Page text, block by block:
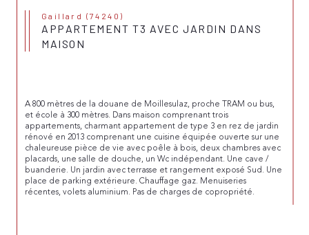
Gaillard (74240)
APPARTEMENT T3 AVEC JARDIN DANS
MAISON
A 800 mètres de la douane de Moillesulaz, proche TRAM ou bus,
et école à 300 mètres. Dans maison comprenant trois
appartements, charmant appartement de type 3 en rez de jardin
rénové en 2013 comprenant une cuisine équipée ouverte sur une
chaleureuse pièce de vie avec poêle à bois, deux chambres avec
placards, une salle de douche, un Wc indépendant. Une cave /
buanderie. Un jardin avec terrasse et rangement exposé Sud. Une
place de parking extérieure. Chauffage gaz. Menuiseries
récentes, volets aluminium. Pas de charges de copropriété.